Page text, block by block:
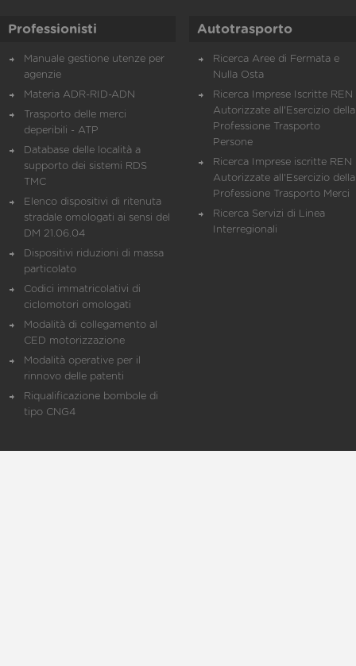
Professionisti
Manuale gestione utenze per
agenzie
Materia ADR-RID-ADN
Trasporto delle merci
deperibili - ATP
Database delle località a
supporto dei sistemi RDS
TMC
Elenco dispositivi di ritenuta
stradale omologati ai sensi del
DM 21.06.04
Dispositivi riduzioni di massa
particolato
Codici immatricolativi di
ciclomotori omologati
Modalità di collegamento al
CED motorizzazione
Modalità operative per il
rinnovo delle patenti
Riqualificazione bombole di
tipo CNG4
Autotrasporto
Ricerca Aree di Fermata e
Nulla Osta
Ricerca Imprese Iscritte REN
Autorizzate all'Esercizio della
Professione Trasporto
Persone
Ricerca Imprese iscritte REN
Autorizzate all'Esercizio della
Professione Trasporto Merci
Ricerca Servizi di Linea
Interregionali